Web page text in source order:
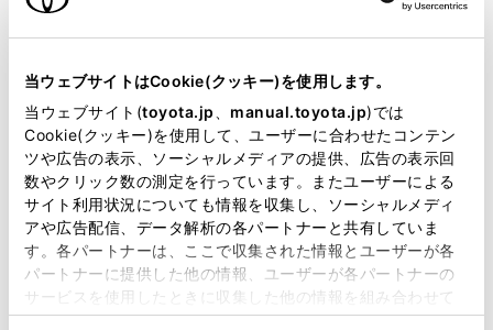
当ウェブサイトはCookie(クッキー)を使用します。
当ウェブサイト(toyota.jp manual.toyota.jp)では
Cookie(クッキー)を使用して、ユーザーに合わせたコンテン
ツや広告の表示、ソーシャルメディアの提供、広告の表示回
数やクリック数の測定を行っています。またユーザーによる
サイト利用状況についても情報を収集し、ソーシャルメディ
アや広告配信、データ解析の各パートナーと共有していま
す。各パートナーは、ここで収集された情報とユーザーが各
パートナーに提供した他の情報、ユーザーが各パートナーの
サービスを使用したときに収集した他の情報を組み合わせて
使用することがあります。当ウェブサイトの使用を続行する
れます。
下記適用期間中に対象車両の新車
新規登録等を行った場合に限り、
当該年度の翌年度分について特例
措置が適用されます。